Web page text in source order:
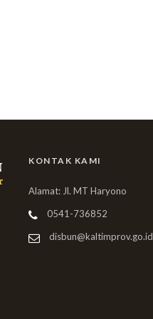
KONTAK KAMI
Alamat: Jl. MT Haryono
0541-736852
disbun@kaltimprov.go.id